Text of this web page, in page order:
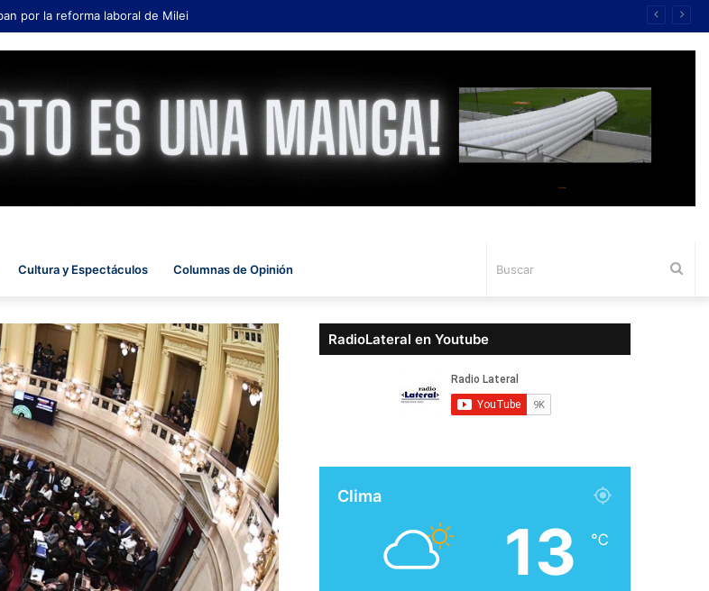
por la reforma laboral de Milei
Cultura y Espectáculos Columnas de Opinión
RadioLateral en Youtube
Clima
13 ℃